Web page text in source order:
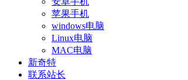
苹果手机
windows电脑
Linux电脑
MAC电脑
新奇特
联系站长